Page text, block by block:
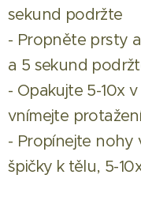
sekund podržte
- Propněte prsty
a 5 sekund
- Opakujte 5-10x
vnímejte
- Propínejte nohy
špičky k tělu, 5-